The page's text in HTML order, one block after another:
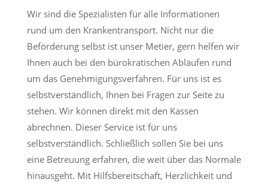
Wir sind die Spezialisten für alle Informationen
rund um den Krankentransport. Nicht nur die
Beförderung selbst ist unser Metier, gern helfen wir
Ihnen auch bei den bürokratischen Abläufen rund
um das Genehmigungsverfahren. Für uns ist es
selbstverständlich, Ihnen bei Fragen zur Seite zu
stehen. Wir können direkt mit den Kassen
abrechnen. Dieser Service ist für uns
selbstverständlich. Schließlich sollen Sie bei uns
eine Betreuung erfahren, die weit über das Normale
hinausgeht. Mit Hilfsbereitschaft, Herzlichkeit und